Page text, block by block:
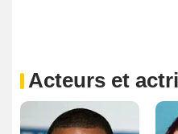
Acteurs et